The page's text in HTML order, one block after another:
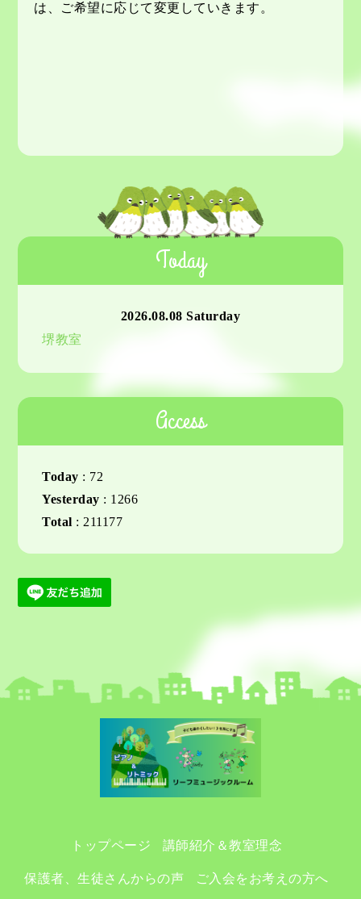
は、ご希望に応じて変更していきます。
Today
2026.08.08 Saturday
堺教室
Access
Today : 72
Yesterday : 1266
Total : 211177
トップページ 講師紹介＆教室理念
保護者、生徒さんからの声 ご入会をお考えの方へ